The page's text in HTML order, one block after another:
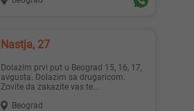
Nastja, 27
Dolazim prvi put u Beograd 15, 16, 17,
avgusta. Dolazim sa drugaricom.
Zovite da zakazite vas te...
Beograd